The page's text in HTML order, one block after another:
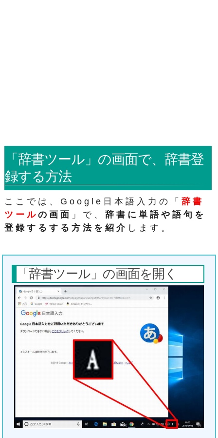
「辞書ツール」の画面で、辞書登
録する方法
ここでは、Google日本語入力の「辞書
ツールの画面 」で、辞書に単語や語句を
登録するする方法を紹介 します。
「辞書ツール」の画面を開く